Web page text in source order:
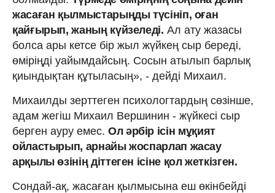
жасаған қылмыстарыңды түсініп, оған
қайғырып, жаның күйзеледі. Ал ату жазасы
болса ары кетсе бір жыл жүйкең сыр береді,
өміріңді уайымдайсың. Сосын атылып барлық
қиындықтан құтыласың», - дейді Михаил.
Михаилды зерттеген психологтардың сөзінше,
адам жегіш Михаил Вершинин - жүйкесі сыр
берген ауру емес. Ол әрбір ісін мұқият
ойластырып, арнайы жоспарлап жасау
арқылы өзінің діттеген ісіне қол жеткізген.
Сондай-ақ, жасаған қылмысына еш өкінбейді